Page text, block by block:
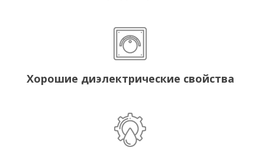
Хорошие диэлектрические свойства